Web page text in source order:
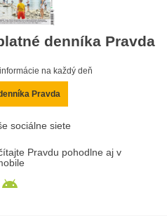
denníka Pravda
na každý deň
Pravda
sociálne siete
Pravdu pohodlne aj v